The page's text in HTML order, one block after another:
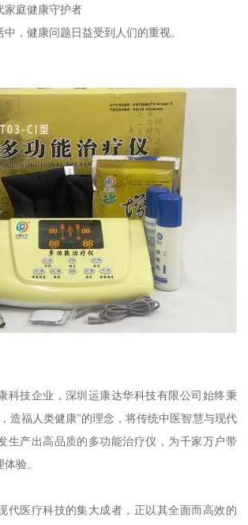
家庭健康守护者
，健康问题日益受到人们的重视。
科技企业，深圳运康达华科技有限公司始终秉
造福人类健康"的理念，将传统中医智慧与现代
生产出高品质的多功能治疗仪，为千家万户带
验。
代医疗科技的集大成者，正以其全面而高效的